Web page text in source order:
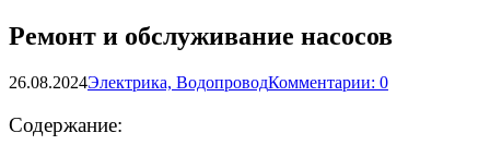
Ремонт и обслуживание насосов
26.08.2024Электрика, ВодопроводКомментарии: 0
Содержание: